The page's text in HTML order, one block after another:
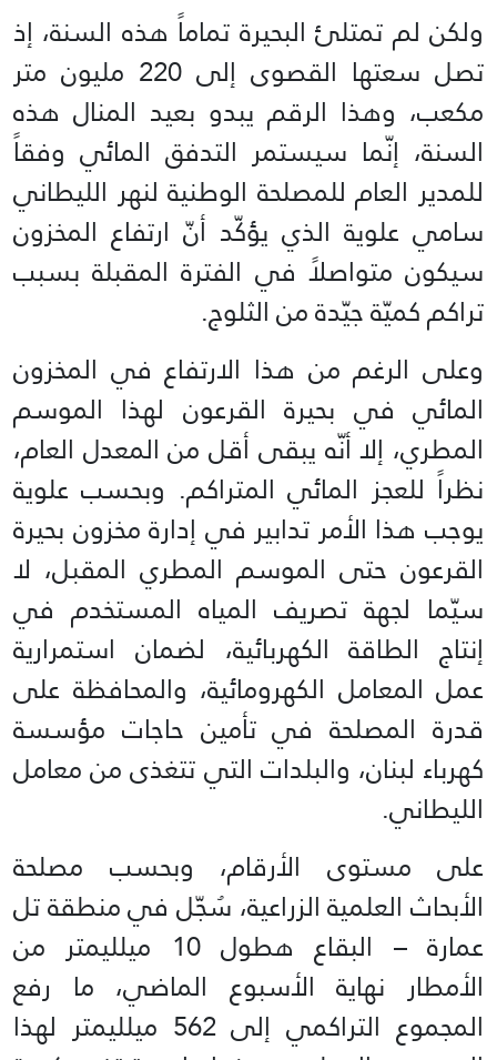
ولكن لم تمتلئ البحيرة تماماً هذه السنة، إذ
تصل سعتها القصوى إلى 220 مليون متر
مكعب، وهذا الرقم يبدو بعيد المنال هذه
السنة، إنّما سيستمر التدفق المائي وفقاً
للمدير العام للمصلحة الوطنية لنهر الليطاني
سامي علوية الذي يؤكّد أنّ ارتفاع المخزون
سيكون متواصلاً في الفترة المقبلة بسبب
تراكم كميّة جيّدة من الثلوج.
وعلى الرغم من هذا الارتفاع في المخزون
المائي في بحيرة القرعون لهذا الموسم
المطري، إلا أنّه يبقى أقل من المعدل العام،
نظراً للعجز المائي المتراكم. وبحسب علوية
يوجب هذا الأمر تدابير في إدارة مخزون بحيرة
القرعون حتى الموسم المطري المقبل، لا
سيّما لجهة تصريف المياه المستخدم في
إنتاج الطاقة الكهربائية، لضمان استمرارية
عمل المعامل الكهرومائية، والمحافظة على
قدرة المصلحة في تأمين حاجات مؤسسة
كهرباء لبنان، والبلدات التي تتغذى من معامل
الليطاني.
على مستوى الأرقام، وبحسب مصلحة
الأبحاث العلمية الزراعية، سُجّل في منطقة تل
عمارة – البقاع هطول 10 ميلليمتر من
الأمطار نهاية الأسبوع الماضي، ما رفع
المجموع التراكمي إلى 562 ميلليمتر لهذا